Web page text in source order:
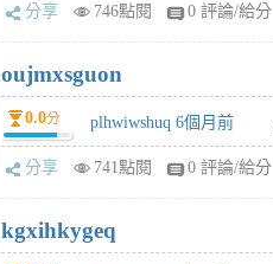
分享 746點閱 0 評論/給分
oujmxsguon
0.0分 plhwiwshuq 6個月前
分享 741點閱 0 評論/給分
kgxihkygeq